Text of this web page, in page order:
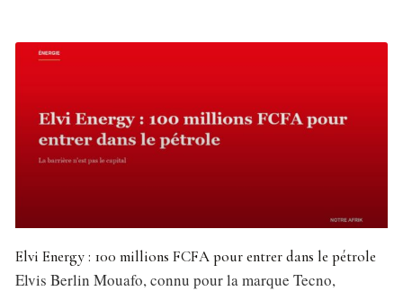
Elvi Energy : 100 millions FCFA pour entrer dans le pétrole
Elvis Berlin Mouafo, connu pour la marque Tecno,